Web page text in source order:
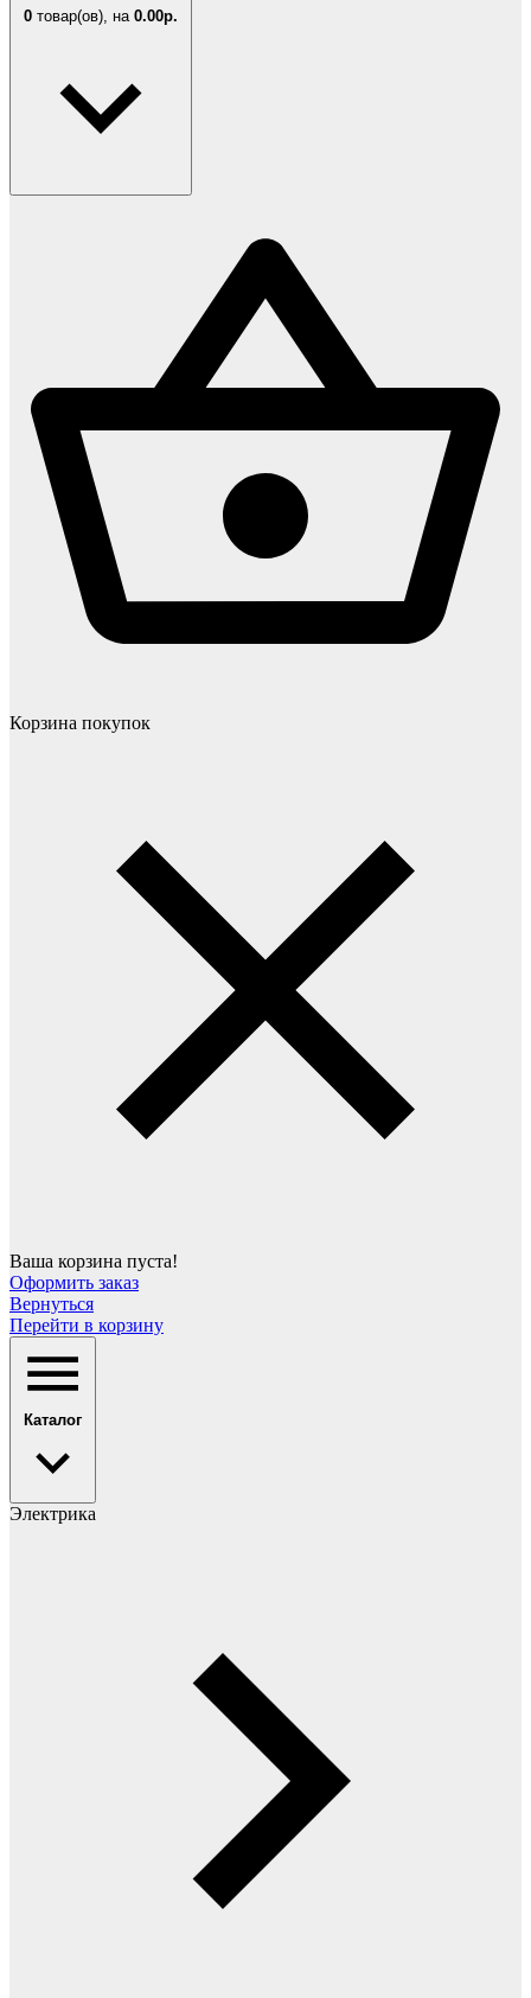
0 товар(ов), на 0.00р.
Корзина покупок
Ваша корзина пуста!
Оформить заказ
Вернуться
Перейти в корзину
Каталог
Электрика